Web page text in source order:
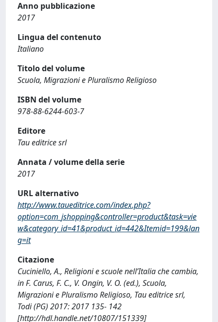
Anno pubblicazione
2017
Lingua del contenuto
Italiano
Titolo del volume
Scuola, Migrazioni e Pluralismo Religioso
ISBN del volume
978-88-6244-603-7
Editore
Tau editrice srl
Annata / volume della serie
2017
URL alternativo
http://www.taueditrice.com/index.php?
option=com_jshopping&controller=product&task=vie
w&category_id=41&product_id=442&Itemid=199&lan
g=it
Citazione
Cuciniello, A., Religioni e scuole nell’Italia che cambia,
in F. Carus, F. C., V. Ongin, V. O. (ed.), Scuola,
Migrazioni e Pluralismo Religioso, Tau editrice srl,
Todi (PG) 2017: 2017 135- 142
[http://hdl.handle.net/10807/151339]